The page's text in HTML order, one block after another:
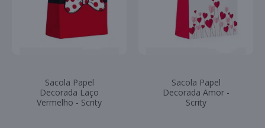
Sacola Papel
Decorada Laço
Vermelho - Scrity
Sacola Papel
Decorada Amor -
Scrity